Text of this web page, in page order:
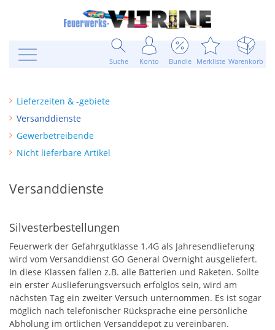
Suche Konto Bundle Merkliste Warenkorb
Lieferzeiten & -gebiete
Versanddienste
Gewerbetreibende
Nicht lieferbare Artikel
Versanddienste
Silvesterbestellungen
Feuerwerk der Gefahrgutklasse 1.4G als Jahresendlieferung
wird vom Versanddienst GO General Overnight ausgeliefert.
In diese Klassen fallen z.B. alle Batterien und Raketen. Sollte
ein erster Auslieferungsversuch erfolglos sein, wird am
nächsten Tag ein zweiter Versuch unternommen. Es ist sogar
möglich nach telefonischer Rücksprache eine persönliche
Abholung im örtlichen Versanddepot zu vereinbaren.